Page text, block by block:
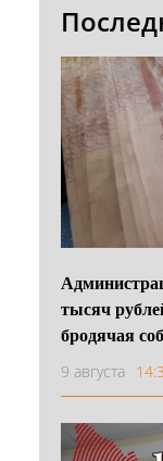
тысяч
бродячая
9 августа